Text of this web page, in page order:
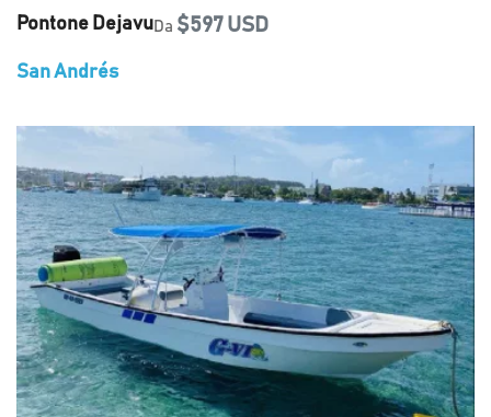
Pontone DejavuDa $597 USD
San Andrés